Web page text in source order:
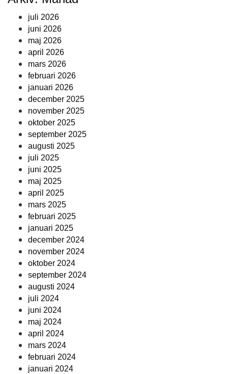
juli 2026
juni 2026
maj 2026
april 2026
mars 2026
februari 2026
januari 2026
december 2025
november 2025
oktober 2025
september 2025
augusti 2025
juli 2025
juni 2025
maj 2025
april 2025
mars 2025
februari 2025
januari 2025
december 2024
november 2024
oktober 2024
september 2024
augusti 2024
juli 2024
juni 2024
maj 2024
april 2024
mars 2024
februari 2024
januari 2024